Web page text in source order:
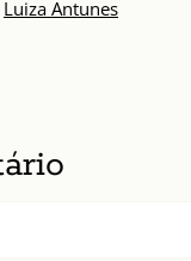
Luiza Antunes